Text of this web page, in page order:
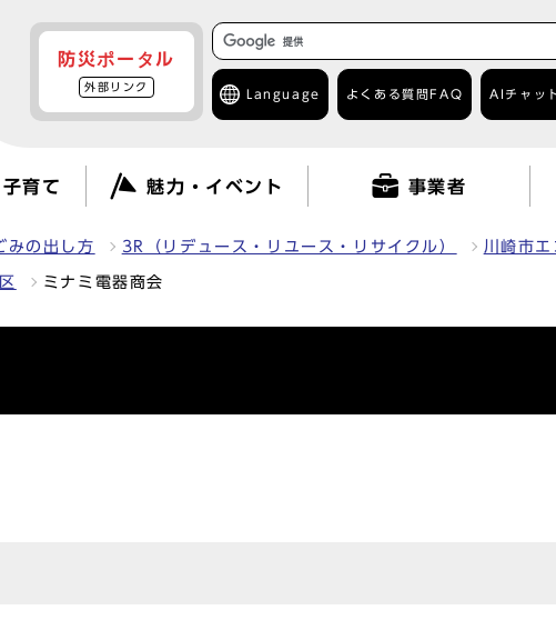
防災ポータル
外部リンク
Language よくある質問 FAQ AIチャッ
育て 魅力・イベント 事業者
みの出し方 3R（リデュース・リユース・リサイクル） 川崎市
ミナミ電器商会